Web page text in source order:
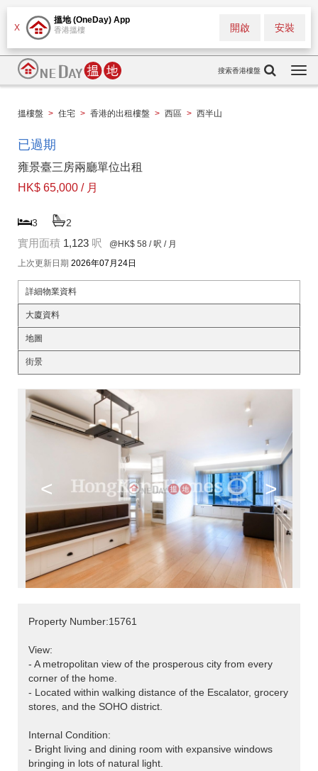
X
搵地 (OneDay) App
香港搵樓 安裝
開啟
搜索香港樓盤
搵樓盤 > 住宅 > 香港的出租樓盤 > 西區 > 西半山
已過期
雍景臺三房兩廳單位出租
HK$ 65,000 / 月
3 2
實用面積 1,123 呎 @HK$ 58 / 呎 / 月
上次更新日期 2026年07月24日
詳細物業資料
大廈資料
地圖
街景
< >
Property Number:15761
View:
- A metropolitan view of the prosperous city from every
corner of the home.
- Located within walking distance of the Escalator, grocery
stores, and the SOHO district.
Internal Condition:
- Bright living and dining room with expansive windows
bringing in lots of natural light.